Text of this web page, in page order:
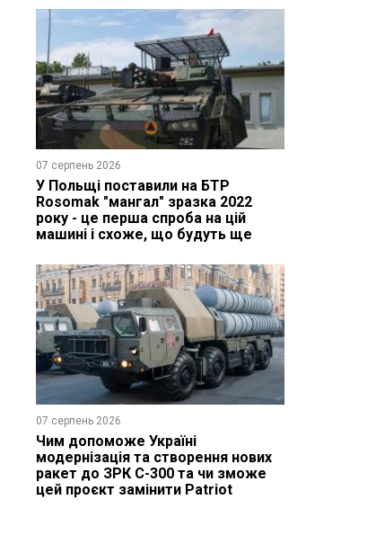
07 серпень 2026
У Польщі поставили на БТР
Rosomak "мангал" зразка 2022
року - це перша спроба на цій
машині і схоже, що будуть ще
07 серпень 2026
Чим допоможе Україні
модернізація та створення нових
ракет до ЗРК С-300 та чи зможе
цей проєкт замінити Patriot